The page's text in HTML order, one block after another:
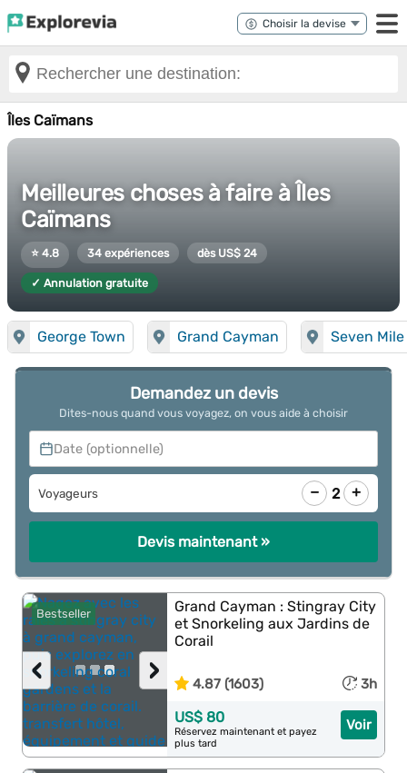
Îles Caïmans
Meilleures choses à faire à Îles
Caïmans
⭐ 4.8 34 expériences dès US$ 24
✓ Annulation gratuite
George Town Grand Cayman Seven
Demandez un devis
Dites-nous quand vous voyagez, on vous aide à choisir
Date (optionnelle)
Voyageurs − 2 +
Devis maintenant »
Bestseller
›
‹
Grand Cayman : Stingray City
et Snorkeling aux Jardins de
Corail
4.87 (1603) 3h
Voir
US$ 80
Réservez maintenant et payez
plus tard